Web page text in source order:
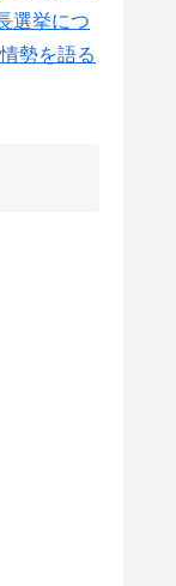
選挙につ
勢を語る